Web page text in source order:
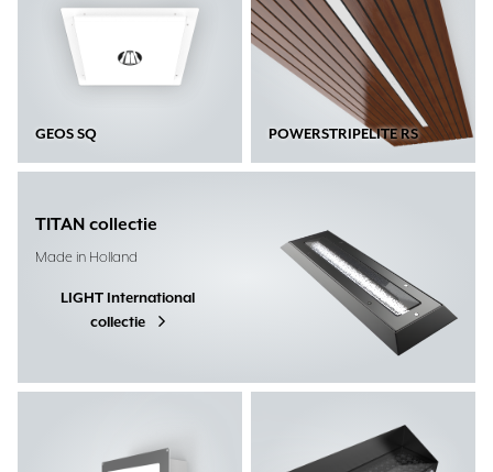
GEOS SQ POWERSTRIPELITE RS
TITAN collectie
Made in Holland
LIGHT International
collectie